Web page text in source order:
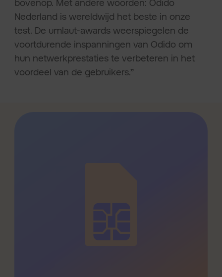
bovenop. Met andere woorden: Odido
Nederland is wereldwijd het beste in onze
test. De umlaut-awards weerspiegelen de
voortdurende inspanningen van Odido om
hun netwerkprestaties te verbeteren in het
voordeel van de gebruikers.”